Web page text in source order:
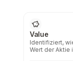
Value
Identifiziert,
Wert der Aktie